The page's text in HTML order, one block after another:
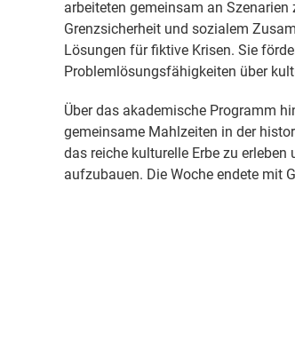
arbeiteten gemeinsam an
Grenzsicherheit und sozialem
Lösungen für fiktive Krisen. Sie
Problemlösungsfähigkeiten über
Über das akademische Programm
gemeinsame Mahlzeiten in der
das reiche kulturelle Erbe zu
aufzubauen. Die Woche endete mit